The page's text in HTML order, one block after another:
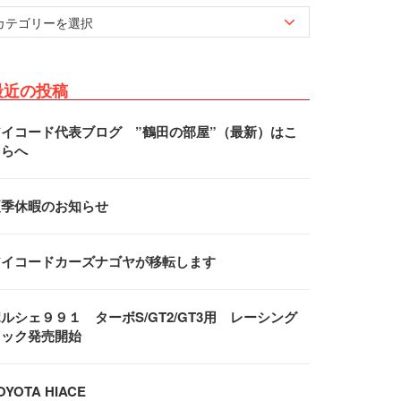
の投稿
コード代表ブログ ”鶴田の部屋”（最新）はこ
へ
休暇のお知らせ
コードカーズナゴヤが移転します
シェ９９１ ターボS/GT2/GT3用 レーシング
ク発売開始
HIACE